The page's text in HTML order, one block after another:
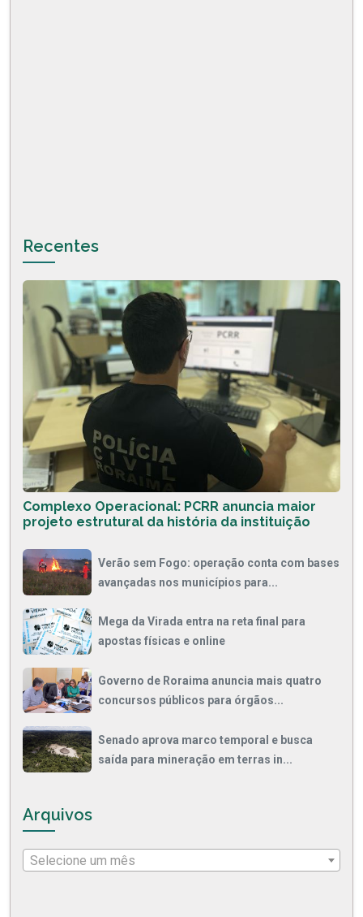
Recentes
Complexo Operacional: PCRR anuncia maior
projeto estrutural da história da instituição
Verão sem Fogo: operação conta com bases
avançadas nos municípios para...
Mega da Virada entra na reta final para
apostas físicas e online
Governo de Roraima anuncia mais quatro
concursos públicos para órgãos...
Senado aprova marco temporal e busca
saída para mineração em terras in...
Arquivos
Selecione um mês